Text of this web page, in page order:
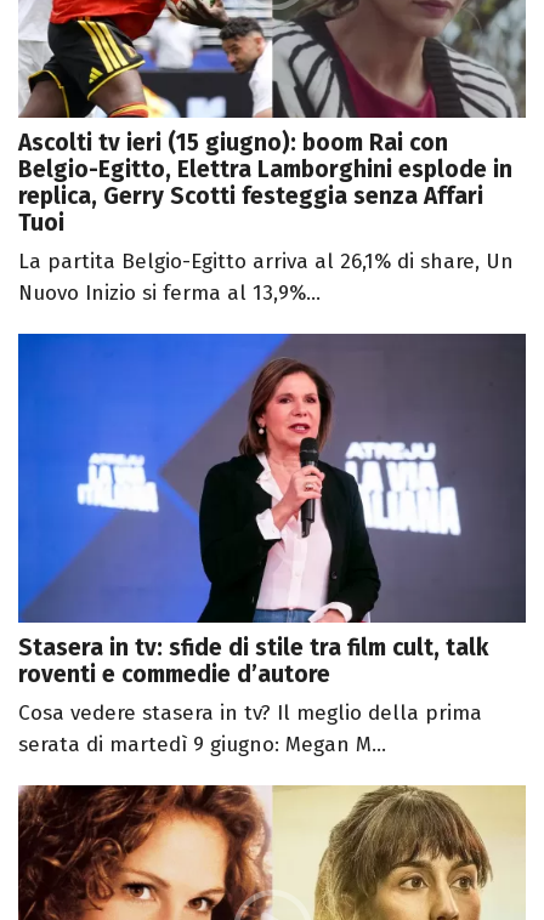
Ascolti tv ieri (15 giugno): boom Rai con
Belgio-Egitto, Elettra Lamborghini esplode in
replica, Gerry Scotti festeggia senza Affari
Tuoi
La partita Belgio-Egitto arriva al 26,1% di share, Un
Nuovo Inizio si ferma al 13,9%...
Stasera in tv: sfide di stile tra film cult, talk
roventi e commedie d’autore
Cosa vedere stasera in tv? Il meglio della prima
serata di martedì 9 giugno: Megan M...